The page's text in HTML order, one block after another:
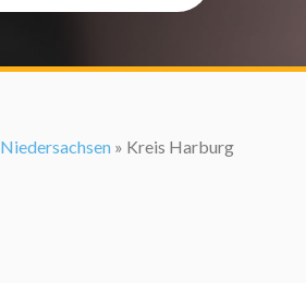
Niedersachsen» Kreis Harburg